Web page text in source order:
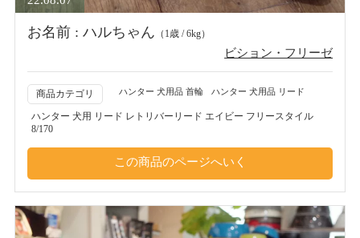
お名前 : ハルちゃん （1歳 / 6kg）
ビション・フリーゼ
商品カテゴリ ハンター 犬用品 首輪 ハンター 犬用品 リード
ハンター 犬用 リード レトリバーリード エイビー フリースタイル
8/170